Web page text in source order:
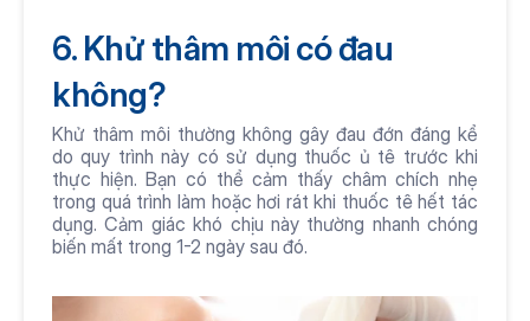
6. Khử thâm môi có đau
không?
Khử thâm môi thường không gây đau đớn đáng kể
do quy trình này có sử dụng thuốc ủ tê trước khi
thực hiện. Bạn có thể cảm thấy châm chích nhẹ
trong quá trình làm hoặc hơi rát khi thuốc tê hết tác
dụng. Cảm giác khó chịu này thường nhanh chóng
biến mất trong 1-2 ngày sau đó.